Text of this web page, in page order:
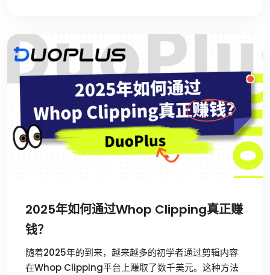
2025年如何通过Whop Clipping真正赚
钱？
随着2025年的到来，越来越多的初学者通过剪辑内容
在Whop Clipping平台上赚取了数千美元。这种方法